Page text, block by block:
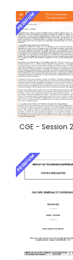
PREMIUM
CGE - Session
PREMIUM